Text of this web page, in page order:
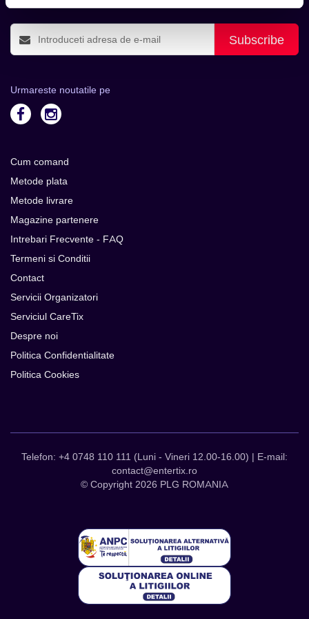
Subscribe
Urmareste noutatile pe
Cum comand
Metode plata
Metode livrare
Magazine partenere
Intrebari Frecvente - FAQ
Termeni si Conditii
Contact
Servicii Organizatori
Serviciul CareTix
Despre noi
Politica Confidentialitate
Politica Cookies
Telefon: +4 0748 110 111 (Luni - Vineri 12.00-16.00) | E-mail:
contact@entertix.ro
© Copyright 2026 PLG ROMANIA